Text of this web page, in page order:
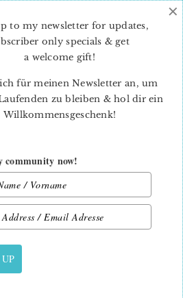
to my newsletter for updates,
only specials & get
a welcome gift!
für meinen Newsletter an, um
zu bleiben & hol dir ein
Willkommensgeschenk!
community now!
×